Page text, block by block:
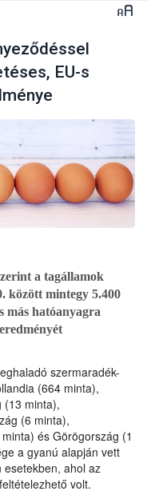
EU-s
a tagállamok
között mintegy 5.400
más hatóanyagra
szermaradék-
(664 minta),
(13 minta),
(6 minta),
és Görögország (1
a gyanú alapján vett
esetekben, ahol az
volt.